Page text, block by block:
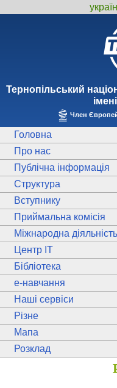
Тернопiльський
Член
Головна
Про нас
Публічна інформація
Структура
Вступнику
Приймальна комісія
Міжнародна діяльність
Центр ІТ
Бібліотека
e-навчання
Наші сервіси
Різне
Мапа
Розклад